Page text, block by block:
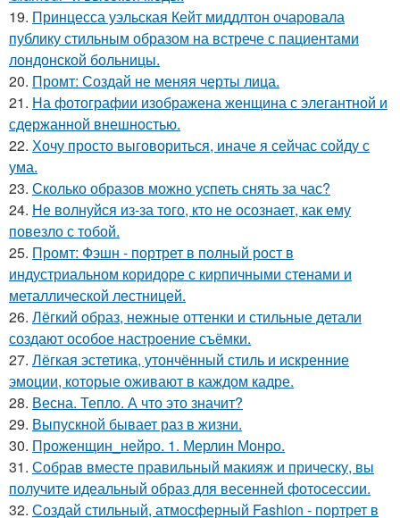
19. Принцесса уэльская Кейт миддлтон очаровала
публику стильным образом на встрече с пациентами
лондонской больницы.
20. Промт: Создай не меняя черты лица.
21. На фотографии изображена женщина с элегантной и
сдержанной внешностью.
22. Хочу просто выговориться, иначе я сейчас сойду с
ума.
23. Сколько образов можно успеть снять за час?
24. Не волнуйся из-за того, кто не осознает, как ему
повезло с тобой.
25. Промт: Фэшн - портрет в полный рост в
индустриальном коридоре с кирпичными стенами и
металлической лестницей.
26. Лёгкий образ, нежные оттенки и стильные детали
создают особое настроение съёмки.
27. Лёгкая эстетика, утончённый стиль и искренние
эмоции, которые оживают в каждом кадре.
28. Весна. Тепло. А что это значит?
29. Выпускной бывает раз в жизни.
30. Проженщин_нейро. 1. Мерлин Монро.
31. Собрав вместе правильный макияж и прическу, вы
получите идеальный образ для весенней фотосессии.
32. Создай стильный, атмосферный Fashion - портрет в